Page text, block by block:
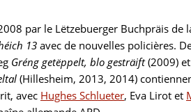
par le Lëtzebuerger Buchpräis
13 avec de nouvelles policières.
Gréng getëppelt, blo gesträift(2009) et
(Hillesheim, 2013, 2014)
avec Hughes Schlueter, Eva Lirot et